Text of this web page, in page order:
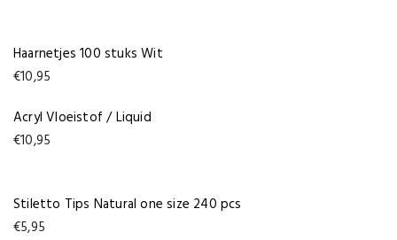
Haarnetjes 100 stuks Wit
€10,95
Acryl Vloeistof / Liquid
€10,95
Stiletto Tips Natural one size 240 pcs
€5,95